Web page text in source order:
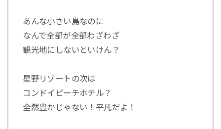
あんな小さい島なのに
なんで全部が全部わざわざ
観光地にしないといけん？
星野リゾートの次は
コンドイビーチホテル？
全然豊かじゃない！平凡だよ！